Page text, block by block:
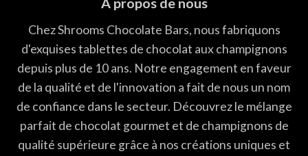
Chez Shrooms Chocolate Bars, nous fabriquons
d'exquises tablettes de chocolat aux champignons
depuis plus de 10 ans. Notre engagement en faveur
de la qualité et de l'innovation a fait de nous un nom
de confiance dans le secteur. Découvrez le mélange
parfait de chocolat gourmet et de champignons de
qualité supérieure grâce à nos créations uniques et